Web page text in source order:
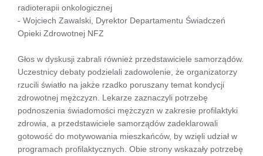
radioterapii onkologicznej
- Wojciech Zawalski, Dyrektor Departamentu Świadczeń
Opieki Zdrowotnej NFZ
Głos w dyskusji zabrali również przedstawiciele samorządów.
Uczestnicy debaty podzielali zadowolenie, że organizatorzy
rzucili światło na jakże rzadko poruszany temat kondycji
zdrowotnej mężczyzn. Lekarze zaznaczyli potrzebę
podnoszenia świadomości mężczyzn w zakresie profilaktyki
zdrowia, a przedstawiciele samorządów zadeklarowali
gotowość do motywowania mieszkańców, by wzięli udział w
programach profilaktycznych. Obie strony wskazały potrzebę